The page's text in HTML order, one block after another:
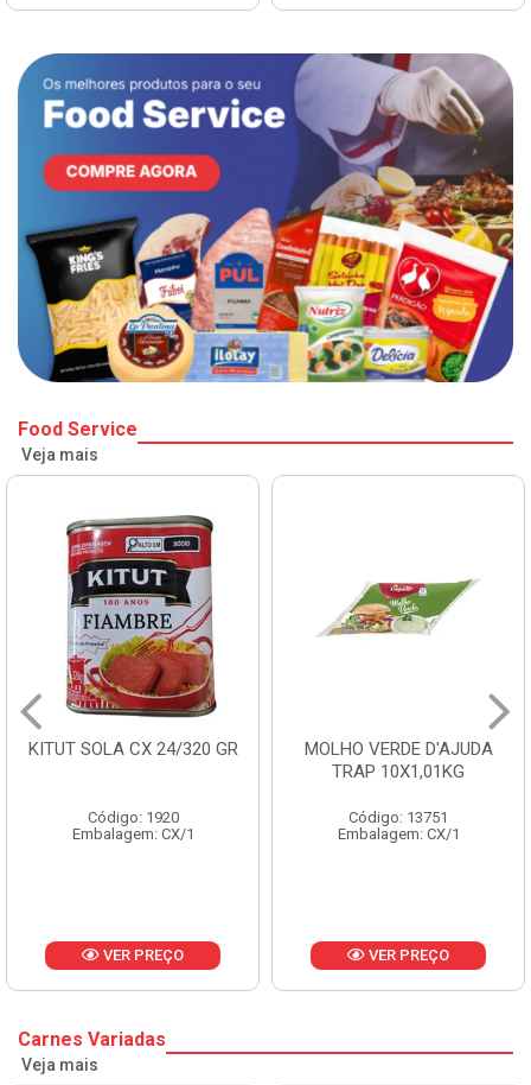
Food Service
Veja mais
CX 24/320 GR
CX/1
PREÇO
MOLHO VERDE D'AJUDA
TRAP 10X1,01KG
Embalagem: CX/1
VER PREÇO
FRUTAS
Carnes Variadas
Veja mais